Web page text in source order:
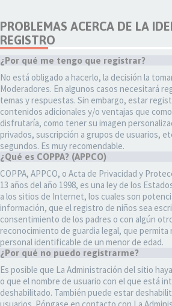
PROBLEMAS ACERCA DE LA
REGISTRO
¿Por qué me tengo que registrar?
No está obligado a hacerlo, la decisión la
Moderadores. En algunos casos necesitará
temas y respuestas. Sin embargo, estar
contenidos adicionales y/o ventajas que
disfrutaría, como tener su imagen
privados, suscripción a grupos de usuarios,
segundos. Es muy recomendable.
¿Qué es COPPA? (APPCO)
COPPA, APPCO, o Acta de Privacidad y
13 años del año 1998, es una ley de los
a los sitios de Internet, los cuales son
información, que el registro de niños sea
consentimiento de los padres o con algún
reconocimiento de guardia legal, que
personal identificable de un menor de edad.
¿Por qué no puedo registrarme?
Es posible que La Administración del sitio
o que el nombre de usuario con el que está
deshabilitado. También puede estar